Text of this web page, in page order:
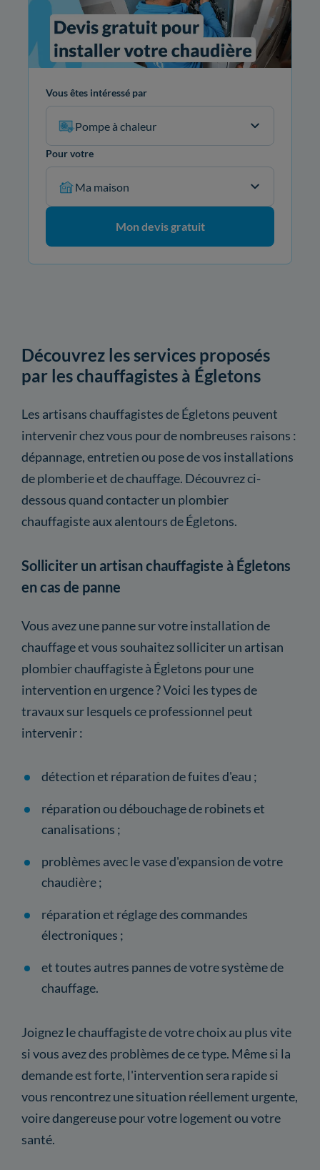
Vous êtes intéressé par
Pompe à chaleur
Pour votre
Ma maison
Mon devis gratuit
Découvrez les services proposés
par les chauffagistes à Égletons
Les artisans chauffagistes de Égletons peuvent
intervenir chez vous pour de nombreuses raisons :
dépannage, entretien ou pose de vos installations
de plomberie et de chauffage. Découvrez ci-
dessous quand contacter un plombier
chauffagiste aux alentours de Égletons.
Solliciter un artisan chauffagiste à Égletons
en cas de panne
Vous avez une panne sur votre installation de
chauffage et vous souhaitez solliciter un artisan
plombier chauffagiste à Égletons pour une
intervention en urgence ? Voici les types de
travaux sur lesquels ce professionnel peut
intervenir :
détection et réparation de fuites d'eau ;
réparation ou débouchage de robinets et
canalisations ;
problèmes avec le vase d'expansion de votre
chaudière ;
réparation et réglage des commandes
électroniques ;
et toutes autres pannes de votre système de
chauffage.
Joignez le chauffagiste de votre choix au plus vite
si vous avez des problèmes de ce type. Même si la
demande est forte, l'intervention sera rapide si
vous rencontrez une situation réellement urgente,
voire dangereuse pour votre logement ou votre
santé.